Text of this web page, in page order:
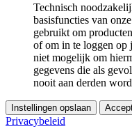
Technisch
basisfuncties van
gebruikt om
of om in te loggen op
niet mogelijk om
gegevens die als
nooit aan derden
Instellingen opslaan
Privacybeleid